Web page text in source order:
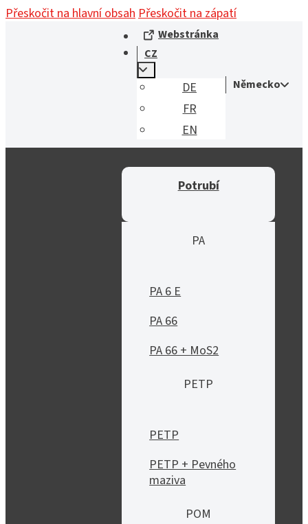
Přeskočit na hlavní obsahPřeskočit na zápatí
Webstránka
CZ
DE
FR
EN
Německo
Potrubí
PA
PA 6 E
PA 66
PA 66 + MoS2
PETP
PETP
PETP + Pevného
maziva
POM